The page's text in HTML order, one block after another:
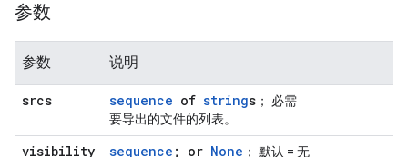
参数
参数 说明
srcs sequence of strings ； 必需
要导出的文件的列表。
visibility sequence ; or None ； 默认 = 无